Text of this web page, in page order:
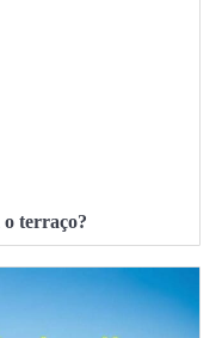
terraço?